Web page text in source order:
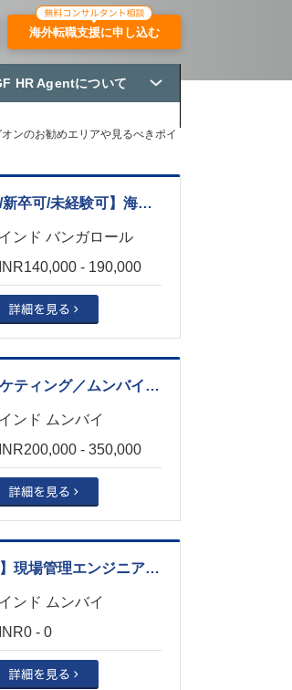
海外転職支援に申し込む
HR Agentについて
ンのお勧めエリアや見るべきポイ
【語学不問/新卒可/未経験可】海外引越サービス営業（物流業界/グルガオン）
インド バンガロール
INR140,000 - 190,000
営業・マーケティング／ムンバイ拠点長候補
インド ムンバイ
INR200,000 - 350,000
【語学不問】現場管理エンジニア（建築業界/ムンバイ）
インド ムンバイ
INR0 - 0